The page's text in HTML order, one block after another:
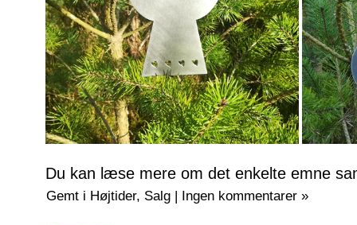
Du kan læse mere om det enkelte emne
Gemt i Højtider, Salg | Ingen kommentarer »